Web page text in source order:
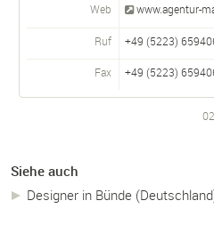
Web www.agentur-
Ruf +49 (5223)
Fax +49 (5223)
Siehe auch
Designer in Bünde